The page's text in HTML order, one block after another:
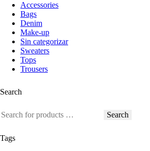
Accessories
Bags
Denim
Make-up
Sin categorizar
Sweaters
Tops
Trousers
Search
Search
Tags